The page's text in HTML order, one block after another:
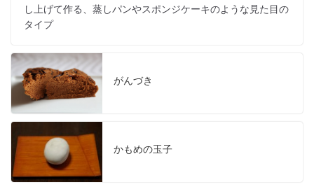
し上げて作る、蒸しパンやスポンジケーキのような見た目の
タイプ
がんづき
かもめの玉子